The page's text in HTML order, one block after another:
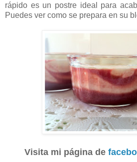
rápido es un postre ideal para
Puedes ver como se prepara en su
Visita mi página de